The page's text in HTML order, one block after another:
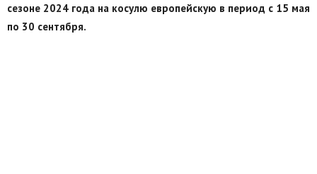
сезоне 2024 года на косулю европейскую в период с 15 мая
по 30 сентября.